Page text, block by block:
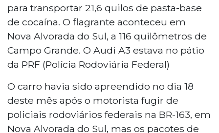
para transportar 21,6 quilos de pasta-base
de cocaína. O flagrante aconteceu em
Nova Alvorada do Sul, a 116 quilômetros de
Campo Grande. O Audi A3 estava no pátio
da PRF (Polícia Rodoviária Federal)
O carro havia sido apreendido no dia 18
deste mês após o motorista fugir de
policiais rodoviários federais na BR-163, em
Nova Alvorada do Sul, mas os pacotes de